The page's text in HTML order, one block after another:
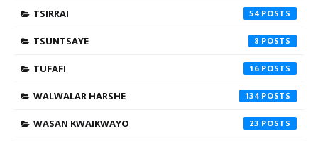
TSIRRAI 54
TSUNTSAYE 8
TUFAFI 16
WALWALAR HARSHE 134
WASAN KWAIKWAYO 23